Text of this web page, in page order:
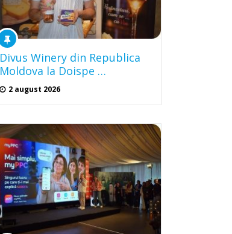
Divus Winery din Republica
Moldova la Doispe …
2 august 2026